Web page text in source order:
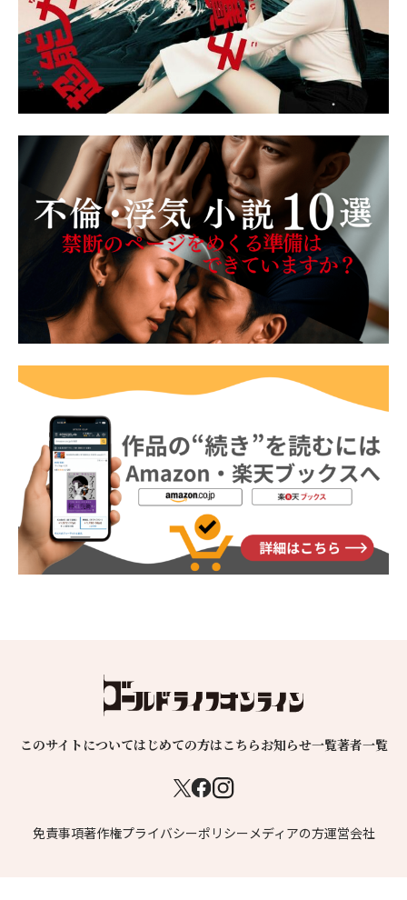
このサイトについてはじめての方はこちらお知らせ一覧著者一覧
免責事項著作権プライバシーポリシーメディアの方運営会社